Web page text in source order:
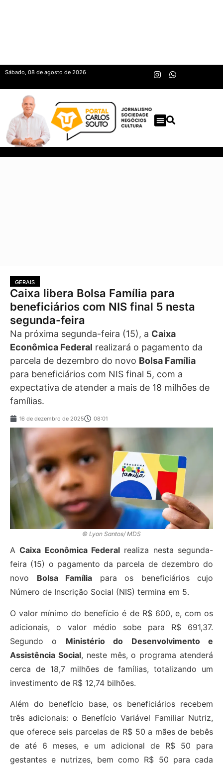
Sábado, 08 de agosto de 2026
GERAIS
Caixa libera Bolsa Família para
beneficiários com NIS final 5 nesta
segunda-feira
Na próxima segunda-feira (15), a Caixa
Econômica Federal realizará o pagamento da
parcela de dezembro do novo Bolsa Família
para beneficiários com NIS final 5, com a
expectativa de atender a mais de 18 milhões de
famílias.
16 de dezembro de 2025 08:01
© Lyon Santos/ MDS
ACaixa Econômica Federal realiza nesta segunda-
feira (15) o pagamento da parcela de dezembro do
novo Bolsa Família para os beneficiários cujo
Número de Inscrição Social (NIS) termina em 5.
O valor mínimo do benefício é de R$ 600, e, com os
adicionais, o valor médio sobe para R$ 691,37.
Segundo o Ministério do Desenvolvimento e
Assistência Social, neste mês, o programa atenderá
cerca de 18,7 milhões de famílias, totalizando um
investimento de R$ 12,74 bilhões.
Além do benefício base, os beneficiários recebem
três adicionais: o Benefício Variável Familiar Nutriz,
que oferece seis parcelas de R$ 50 a mães de bebês
de até 6 meses, e um adicional de R$ 50 para
gestantes e nutrizes, bem como R$ 50 para cada